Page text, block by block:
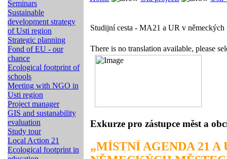
Seminars
Sustainable
development strategy
of Usti region
Strategic planning
Fond of EU - our
chance
Ecological footprint of
schools
Meeting with NGO in
Usti region
Project manager
GIS and sustanability
evaluation
Study tour
Local Action 21
Ecological footprint in
Studijní cesta - MA21 a UR v německých
There is no translation available, please
Exkurze pro zástupce měst a
„MÍSTNÍ AGENDA 21